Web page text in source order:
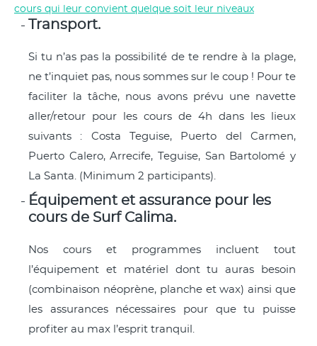
cours qui leur convient quelque soit leur niveaux
Transport.
Si tu n’as pas la possibilité de te rendre à la plage,
ne t’inquiet pas, nous sommes sur le coup ! Pour te
faciliter la tâche, nous avons prévu une navette
aller/retour pour les cours de 4h dans les lieux
suivants : Costa Teguise, Puerto del Carmen,
Puerto Calero, Arrecife, Teguise, San Bartolomé y
La Santa. (Minimum 2 participants).
Équipement et assurance pour les
cours de Surf Calima.
Nos cours et programmes incluent tout
l’équipement et matériel dont tu auras besoin
(combinaison néoprène, planche et wax) ainsi que
les assurances nécessaires pour que tu puisse
profiter au max l’esprit tranquil.